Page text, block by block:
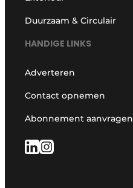
Duurzaam & Circulair
HANDIGE LINKS
Adverteren
Contact opnemen
Abonnement aanvragen